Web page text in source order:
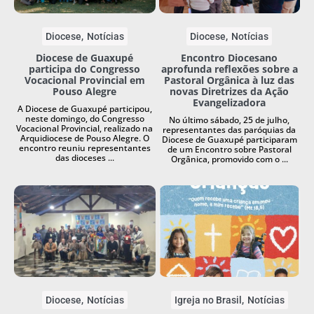
Diocese Notícias
Diocese de Guaxupé
participa do Congresso
Vocacional Provincial em
Pouso Alegre
A Diocese de Guaxupé participou,
neste domingo, do Congresso
Vocacional Provincial, realizado na
Arquidiocese de Pouso Alegre. O
encontro reuniu representantes
das dioceses ...
Diocese Notícias
Encontro Diocesano
aprofunda reflexões sobre a
Pastoral Orgânica à luz das
novas Diretrizes da Ação
Evangelizadora
No último sábado, 25 de julho,
representantes das paróquias da
Diocese de Guaxupé participaram
de um Encontro sobre Pastoral
Orgânica, promovido com o ...
Diocese Notícias Igreja no Brasil Notícias